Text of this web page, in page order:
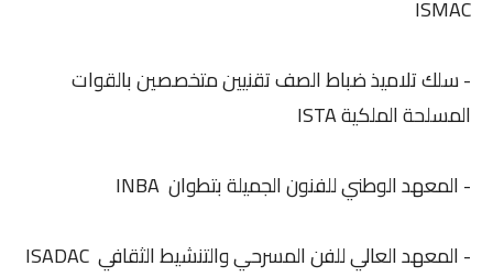
ISMAC
- سلك تلاميذ ضباط الصف تقنيين متخصصين بالقوات
المسلحة الملكية ISTA
- المعهد الوطني للفنون الجميلة بتطوان INBA
- المعهد العالي للفن المسرحي والتنشيط الثقافي ISADAC